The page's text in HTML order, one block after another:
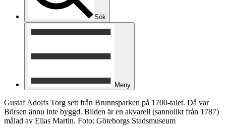
Sök
Meny
Gustaf Adolfs Torg sett från Brunnsparken på 1700-talet. Då var
Börsen ännu inte byggd. Bilden är en akvarell (sannolikt från 1787)
målad av Elias Martin. Foto: Göteborgs Stadsmuseum